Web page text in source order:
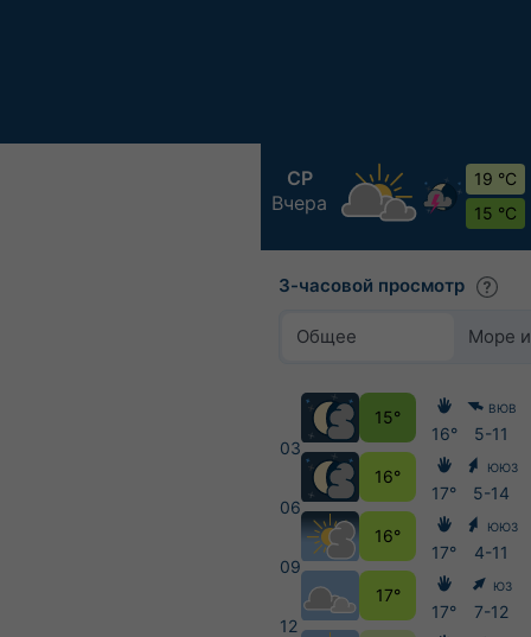
СР
Вчера
19 °C
15 °C
3-часовой просмотр
Общее Море
03
06
09
12
15°
16°
16°
17°
16°
17°
17°
17°
ВЮВ
5-11
ЮЮЗ
5-14
ЮЮЗ
4-11
ЮЗ
7-12